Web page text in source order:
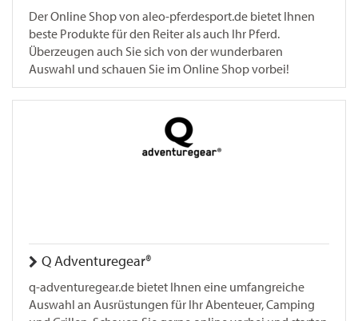
Der Online Shop von aleo-pferdesport.de bietet Ihnen
beste Produkte für den Reiter als auch Ihr Pferd.
Überzeugen auch Sie sich von der wunderbaren
Auswahl und schauen Sie im Online Shop vorbei!
Q Adventuregear®
q-adventuregear.de bietet Ihnen eine umfangreiche
Auswahl an Ausrüstungen für Ihr Abenteuer, Camping